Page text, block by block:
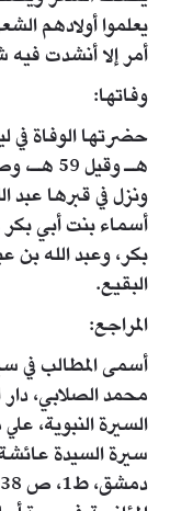
يعلموا أولادهم
أمر إلا أنشدت فيه
وفاتها:
هـ وقيل
ونزل في قبرها عبد
أسماء بنت أبي
بكر، وعبد الله بن
البقيع.
المراجع:
أسمى المطالب في
محمد الصلابي، دار
السيرة النبوية،
سيرة السيدة عائشة
دمشق، ط1، ص 38.